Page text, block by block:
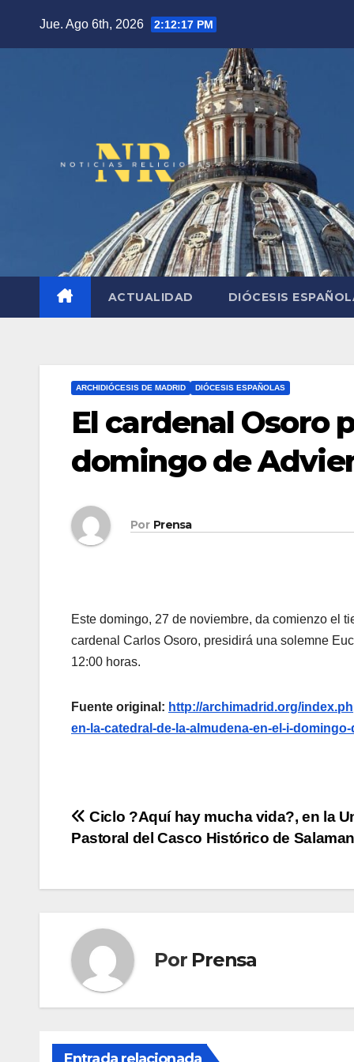
Jue. Ago 6th, 2026 2:12:18 PM
ACTUALIDAD DIÓCESIS
ARCHIDIÓCESIS DE MADRID DIÓCESIS ESPAÑOLAS
El cardenal Osoro
domingo de
Por Prensa
Este domingo, 27 de noviembre, da comienzo el
cardenal Carlos Osoro, presidirá una solemne
12:00 horas.
Fuente original: http://archimadrid.org/
en-la-catedral-de-la-almudena-en-el-i-
Navegación
entradas
Ciclo ?Aquí hay mucha vida?, en la
Pastoral del Casco Histórico de
Por Prensa